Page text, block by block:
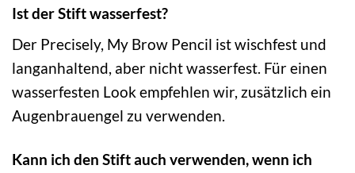
Ist der Stift wasserfest?
Der Precisely, My Brow Pencil ist wischfest und
langanhaltend, aber nicht wasserfest. Für einen
wasserfesten Look empfehlen wir, zusätzlich ein
Augenbrauengel zu verwenden.
Kann ich den Stift auch verwenden, wenn ich